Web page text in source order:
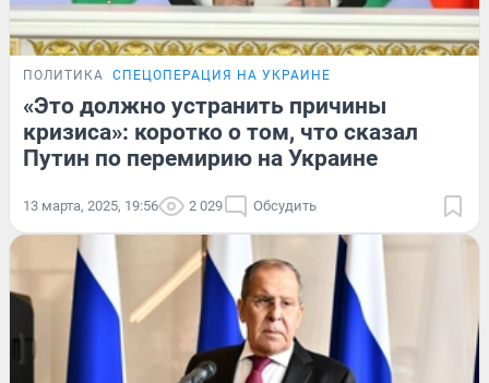
ПОЛИТИКА СПЕЦОПЕРАЦИЯ НА УКРАИНЕ
«Это должно устранить причины
кризиса»: коротко о том, что сказал
Путин по перемирию на Украине
13 марта, 2025, 19:56 2 029 Обсудить